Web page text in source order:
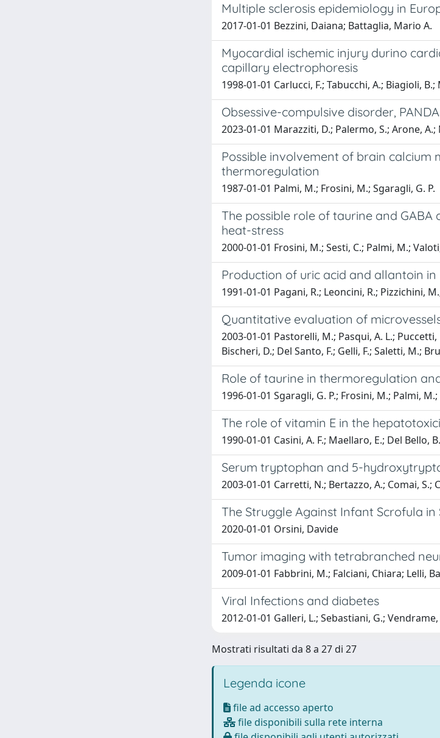
Multiple sclerosis epidemiology in
2017-01-01 Bezzini, Daiana; Battaglia, Mario A.
Myocardial ischemic injury durino
capillary electrophoresis
1998-01-01 Carlucci, F.; Tabucchi, A.; Biagioli,
Obsessive-compulsive disorder,
2023-01-01 Marazziti, D.; Palermo, S.; Arone,
Possible involvement of brain
thermoregulation
1987-01-01 Palmi, M.; Frosini, M.; Sgaragli, G. P.
The possible role of taurine and GABA
heat-stress
2000-01-01 Frosini, M.; Sesti, C.; Palmi, M.;
Production of uric acid and allantoin
1991-01-01 Pagani, R.; Leoncini, R.; Pizzichini,
Quantitative evaluation of
2003-01-01 Pastorelli, M.; Pasqui, A. L.;
Bischeri, D.; Del Santo, F.; Gelli, F.; Saletti, M.;
Role of taurine in thermoregulation
1996-01-01 Sgaragli, G. P.; Frosini, M.; Palmi,
The role of vitamin E in the
1990-01-01 Casini, A. F.; Maellaro, E.; Del Bello,
Serum tryptophan and 5-
2003-01-01 Carretti, N.; Bertazzo, A.; Comai, S.;
The Struggle Against Infant Scrofula
2020-01-01 Orsini, Davide
Tumor imaging with tetrabranched
2009-01-01 Fabbrini, M.; Falciani, Chiara; Lelli,
Viral Infections and diabetes
2012-01-01 Galleri, L.; Sebastiani, G.;
Mostrati risultati da 8 a 27 di 27
Legenda icone
file ad accesso aperto
file disponibili sulla rete interna